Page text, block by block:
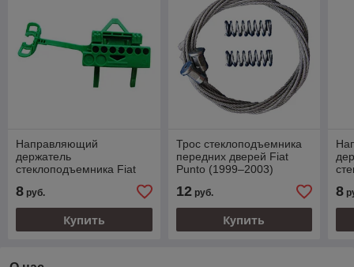
Направляющий
держатель
стеклоподъемника Fiat
8 руб.
Купить
Трос стеклоподъемника
передних дверей Fiat
Punto (1999–2003)
12руб.
Купить
8